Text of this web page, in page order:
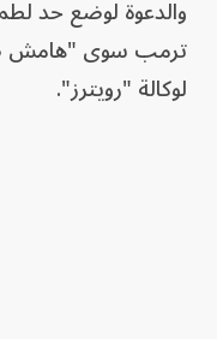
والدعوة لوضع حد
ترمب سوى "هامش
لوكالة "رويترز".